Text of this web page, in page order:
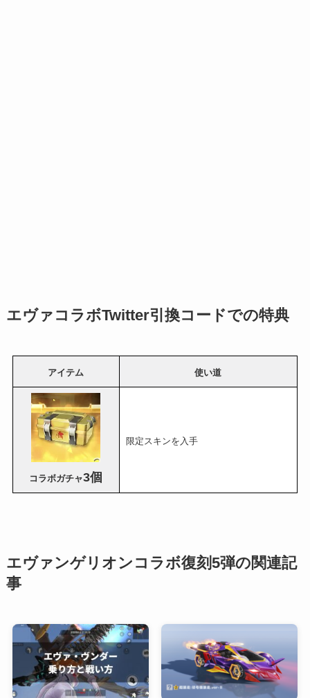
エヴァコラボTwitter引換コードでの特典
アイテム 使い道
コラボガチャ3個
限定スキンを入手
エヴァンゲリオンコラボ復刻5弾の関連記
事